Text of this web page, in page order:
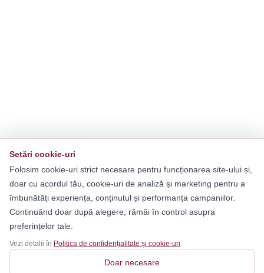
Setări cookie-uri
Folosim cookie-uri strict necesare pentru funcționarea site-ului și,
doar cu acordul tău, cookie-uri de analiză și marketing pentru a
îmbunătăți experiența, conținutul și performanța campaniilor.
Continuând doar după alegere, rămâi în control asupra
preferințelor tale.
Vezi detalii în Politica de confidențialitate și cookie-uri.
Doar necesare